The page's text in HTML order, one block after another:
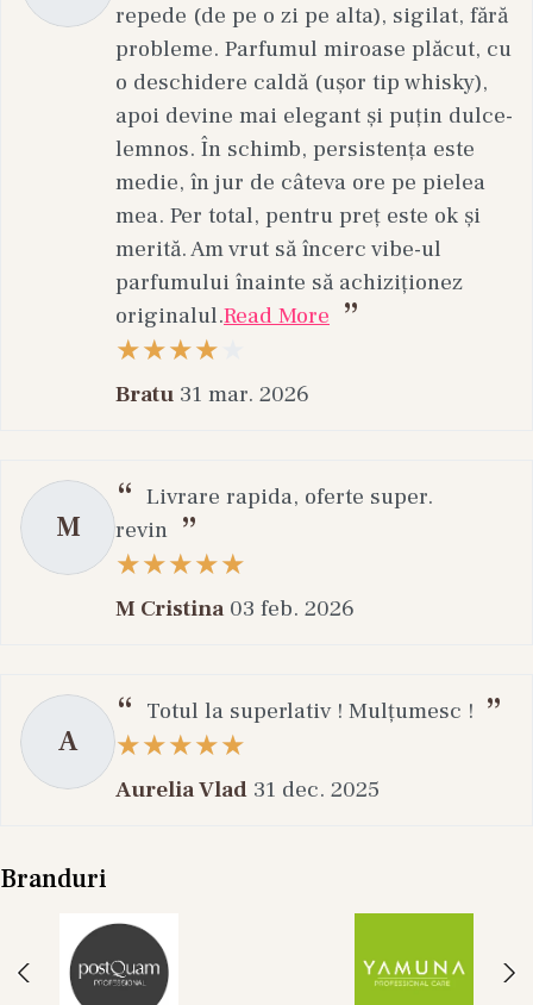
repede (de pe o zi pe alta), sigilat, fără
probleme. Parfumul miroase plăcut, cu
o deschidere caldă (ușor tip whisky),
apoi devine mai elegant și puțin dulce-
lemnos. În schimb, persistența este
medie, în jur de câteva ore pe pielea
mea. Per total, pentru preț este ok și
merită. Am vrut să încerc vibe-ul
parfumului înainte să achiziționez
originalul.Read More
Bratu 31 mar. 2026
M
Livrare rapida, oferte super.
revin
M Cristina 03 feb. 2026
A
Totul la superlativ ! Mulțumesc !
Aurelia Vlad 31 dec. 2025
Branduri